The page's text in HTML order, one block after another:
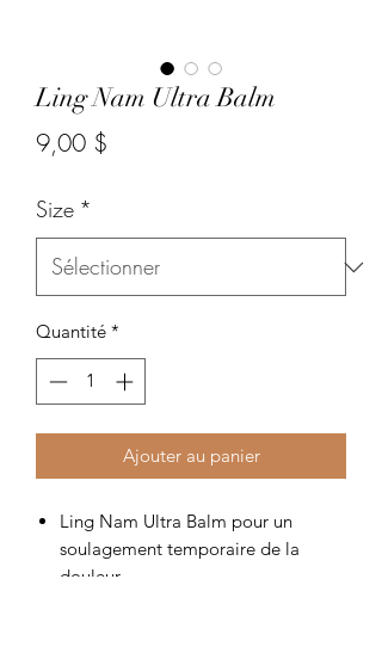
Ling Nam Ultra Balm
9,00 $
Size *
Quantité *
Ajouter au panier
Ling Nam Ultra Balm pour un
soulagement temporaire de la
douleur